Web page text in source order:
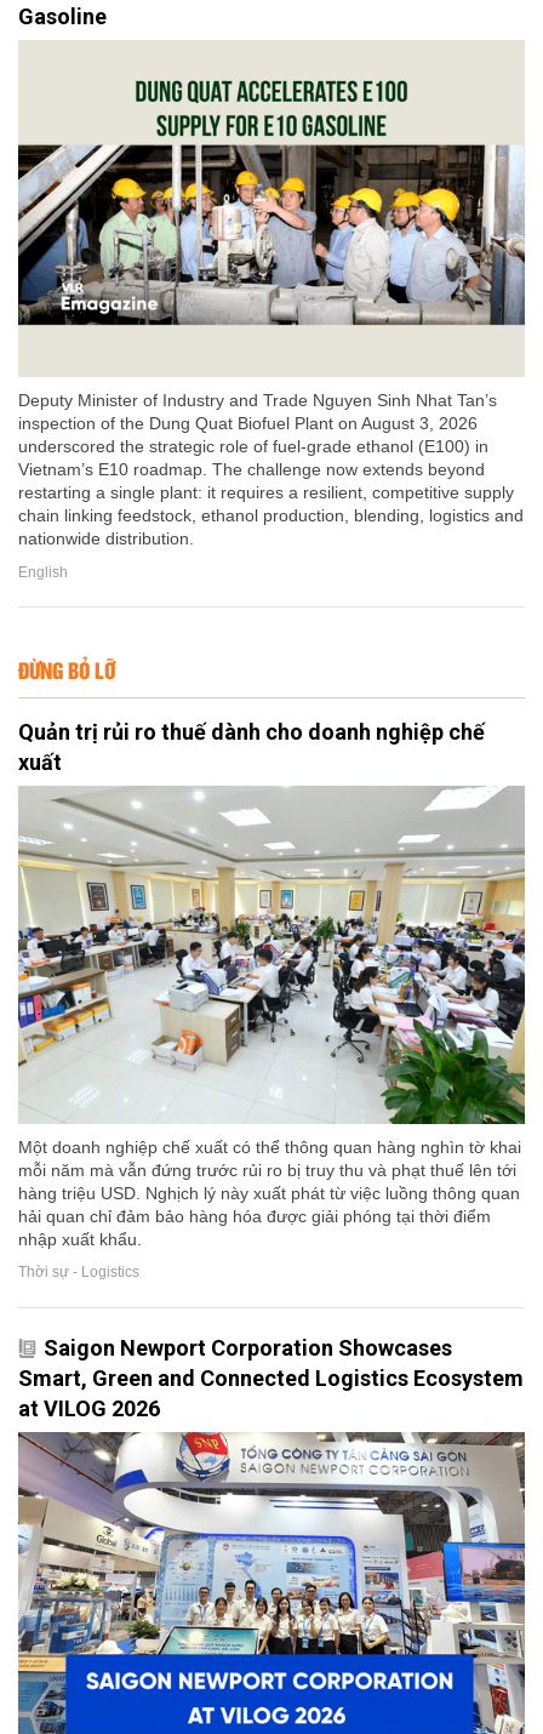
Gasoline
Deputy Minister of Industry and Trade Nguyen Sinh Nhat Tan’s
inspection of the Dung Quat Biofuel Plant on August 3, 2026
underscored the strategic role of fuel-grade ethanol (E100) in
Vietnam’s E10 roadmap. The challenge now extends beyond
restarting a single plant: it requires a resilient, competitive supply
chain linking feedstock, ethanol production, blending, logistics and
nationwide distribution.
English
ĐỪNG BỎ LỠ
Quản trị rủi ro thuế dành cho doanh nghiệp chế
xuất
Một doanh nghiệp chế xuất có thể thông quan hàng nghìn tờ khai
mỗi năm mà vẫn đứng trước rủi ro bị truy thu và phạt thuế lên tới
hàng triệu USD. Nghịch lý này xuất phát từ việc luồng thông quan
hải quan chỉ đảm bảo hàng hóa được giải phóng tại thời điểm
nhập xuất khẩu.
Thời sự - Logistics
Saigon Newport Corporation Showcases
Smart, Green and Connected Logistics Ecosystem
at VILOG 2026